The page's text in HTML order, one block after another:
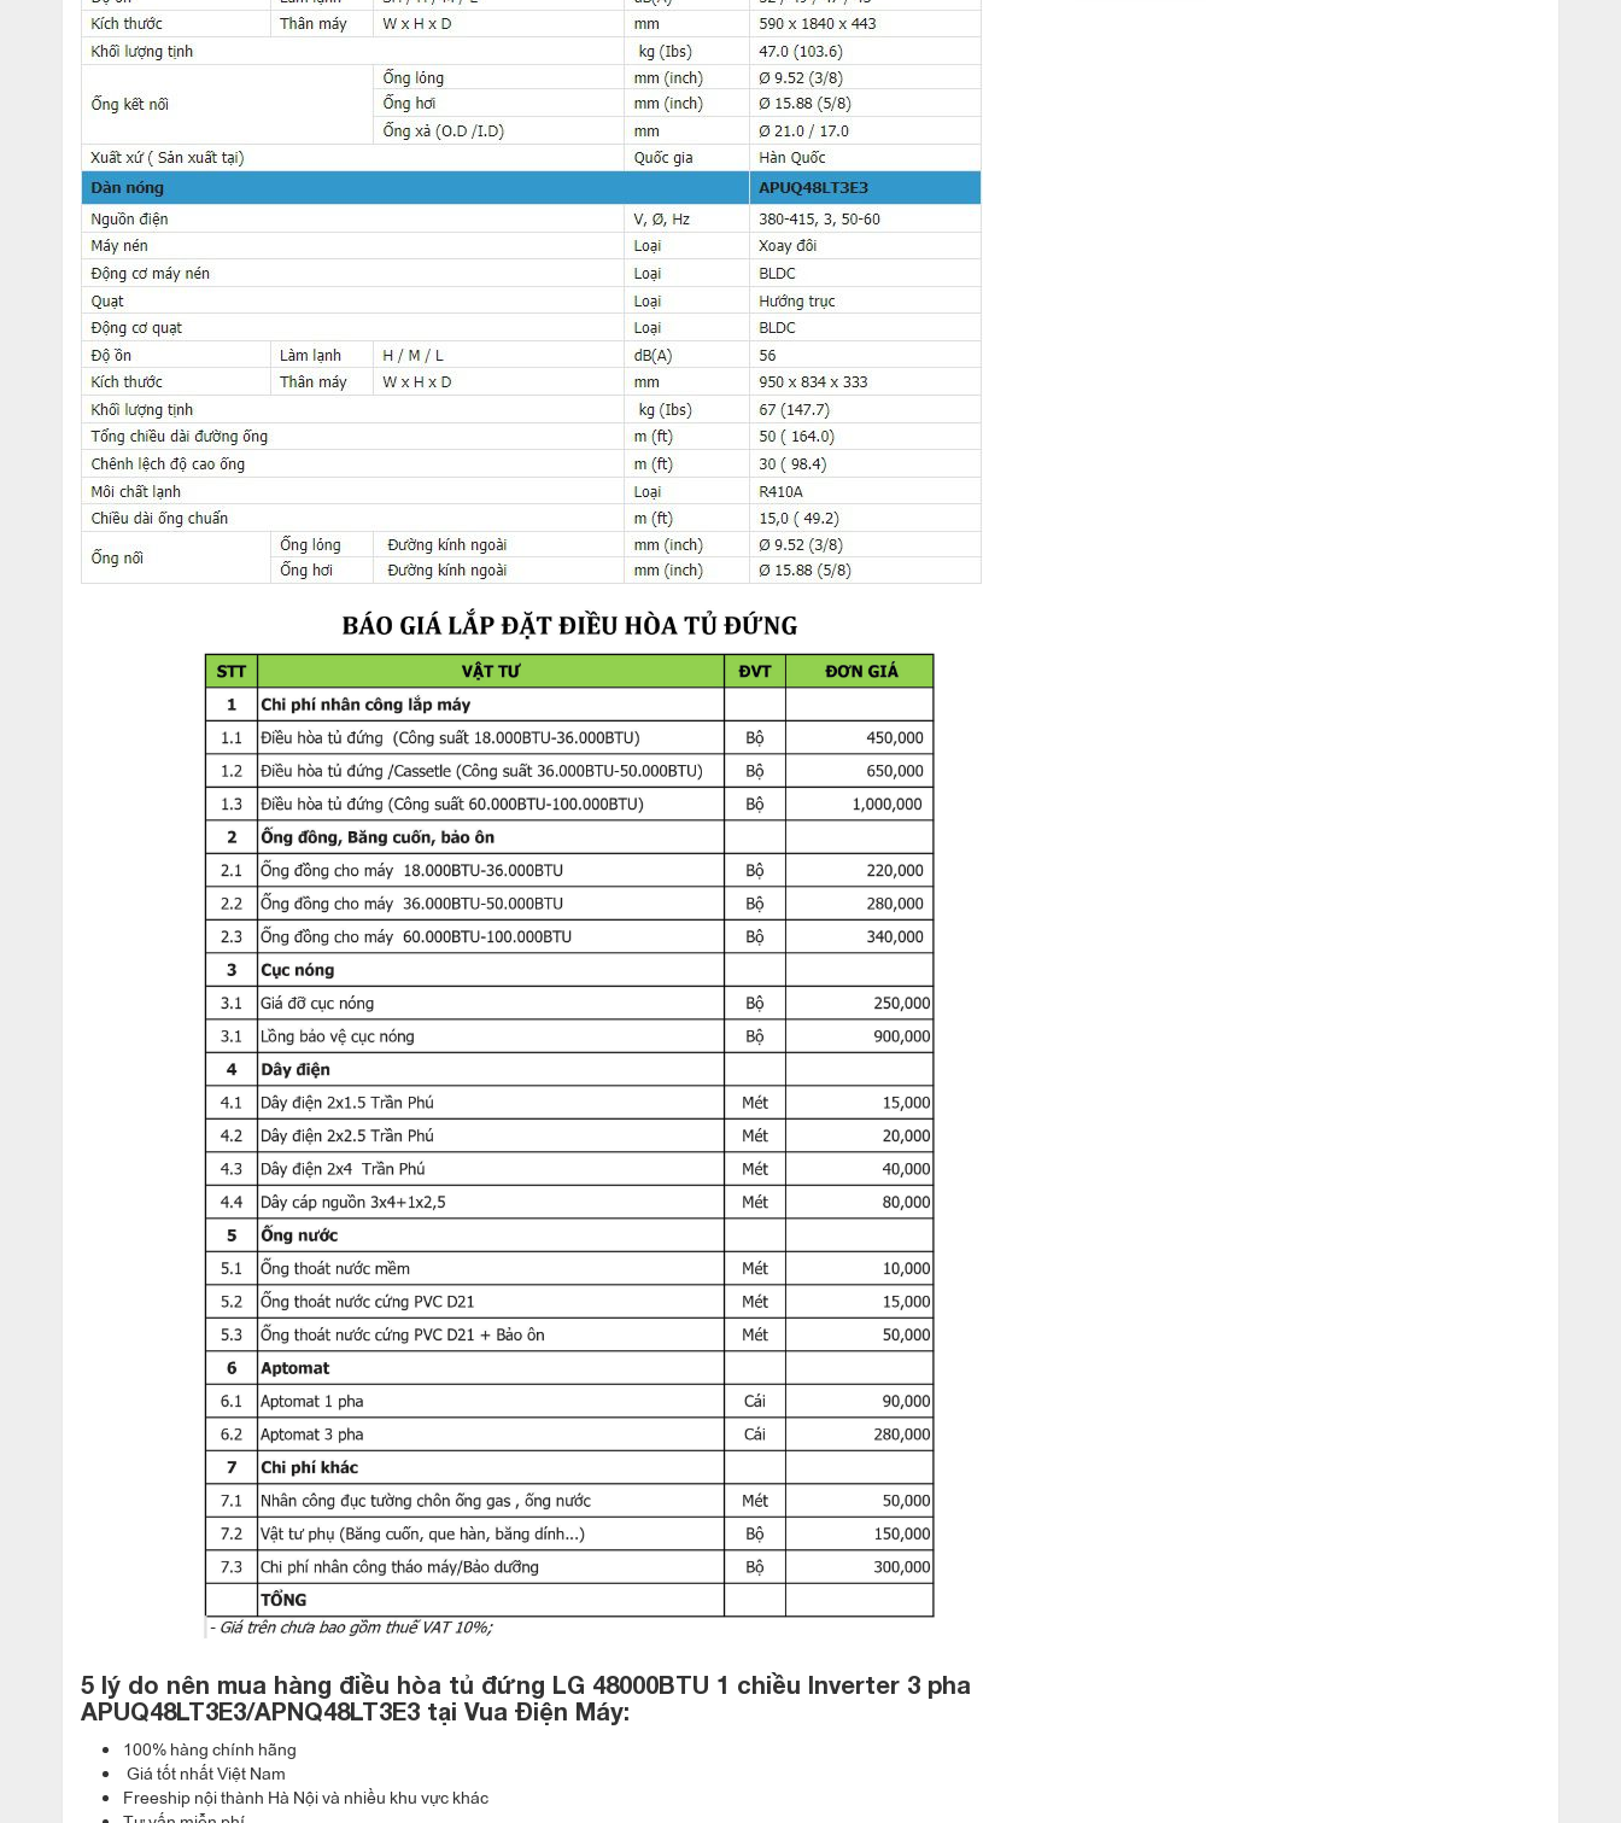
Tiết kiệm năng lượng tuyệt vời nhờ công nghệ Inverter ở điều hòa tủ đứng LG
48000BTU 1 chiều Inverter 3 pha APUQ48LT3E3/APNQ48LT3E3
Sự kết hợp giữa công nghệ Inverter và chế độ kiểm soát năng lượng chủ động có khả năng tùy chỉnh mức điện năng tiêu
thụ:100%, 80%, 60%, 40% theo từng số lượng người trong phòng, giờ đây bạn sẽ không còn phải quá lo lắng về chi phí điện
hằng tháng khi sử dụng điều hòa
Inverter 3 pha APUQ48LT3E3/APNQ48LT3E3.
Dàn tản nhiệt phủ Gold Fin mạnh mẽ, bền bỉ
Nếu bạn đang tìm kiếm một sản phẩm có động cơ hoạt động mạnh mẽ thì điều hòa tủ đứng LG là câu trả lời chính xác dành cho
bạn. Hỗ trợ công nghệ mạ vàng cho cánh tản nhiệt. Điều hòa tủ đứng
LG 48000BTU 1 chiều Inverter
APNQ48LT3E3/APNQ48LT3E3 mang đến thời gian hoạt động bền bỉ, chống ăn mòn cánh tản nhiệt.
Đặc biệt với thời tiết nóng ẩm mưa nhiều của Việt Nam, lớp mạ gold fin phát huy tác dụng hơn bao giờ hết.
iều hòa tủ đứng LG 48000BTU 1 chiều Inverter 3 pha
APUQ48LT3E3/APNQ48LT3E3sử dụng ga R410A thân thiện với môi trường
Gas R410A nổi tiếng là môi chất làm lạnh hiệu suất cao, thân thiện với môi trường. Kết hợp với máy móc bền bỉ của LG sẽ mang
lại cho bạn hiệu quả làm lạnh cao nhất. Đồng thời bảo vệ môi trường sống.
5 lý do nên mua hàng điều hòa tủ đứng LG 48000BTU 1 chiều Inverter 3 pha
APUQ48LT3E3/APNQ48LT3E3 tại Vua Điện Máy:
100% hàng chính hãng
Giá tốt nhất Việt Nam
Freeship nội thành Hà Nội và nhiều khu vực khác